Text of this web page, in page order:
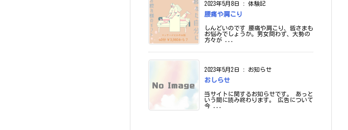
2023年5月8日 : 体験記
腰痛や肩こり
しんどいのです 腰痛や肩こり、皆さまも
お悩みでしょうか。男女問わず、大勢の
方々が ...
2023年5月2日 : お知らせ
おしらせ
当サイトに関するお知らせです。 あっと
いう間に読み終わります。 広告について
今 ...